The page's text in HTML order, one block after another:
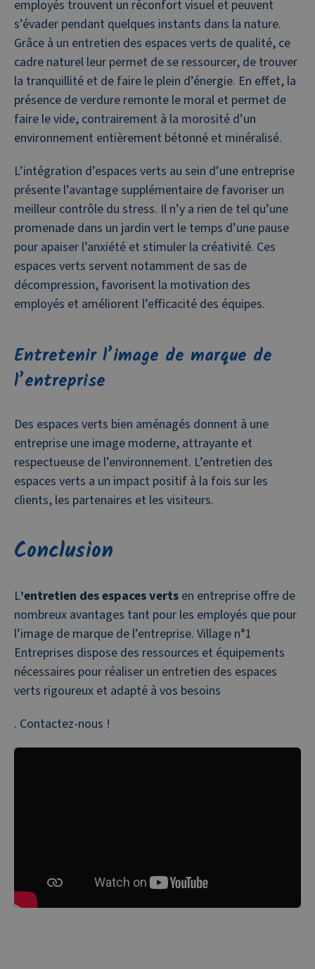
employés trouvent un réconfort visuel et peuvent
s’évader pendant quelques instants dans la nature.
Grâce à un entretien des espaces verts de qualité, ce
cadre naturel leur permet de se ressourcer, de trouver
la tranquillité et de faire le plein d’énergie. En effet, la
présence de verdure remonte le moral et permet de
faire le vide, contrairement à la morosité d’un
environnement entièrement bétonné et minéralisé.
L’intégration d’espaces verts au sein d’une entreprise
présente l’avantage supplémentaire de favoriser un
meilleur contrôle du stress. Il n’y a rien de tel qu’une
promenade dans un jardin vert le temps d’une pause
pour apaiser l’anxiété et stimuler la créativité. Ces
espaces verts servent notamment de sas de
décompression, favorisent la motivation des
employés et améliorent l’efficacité des équipes.
Entretenir l’image de marque de
l’entreprise
Des espaces verts bien aménagés donnent à une
entreprise une image moderne, attrayante et
respectueuse de l’environnement. L’entretien des
espaces verts a un impact positif à la fois sur les
clients, les partenaires et les visiteurs.
Conclusion
L’entretien des espaces verts en entreprise offre de
nombreux avantages tant pour les employés que pour
l’image de marque de l’entreprise. Village n°1
Entreprises dispose des ressources et équipements
nécessaires pour réaliser un entretien des espaces
verts rigoureux et adapté à vos besoins
. Contactez-nous !